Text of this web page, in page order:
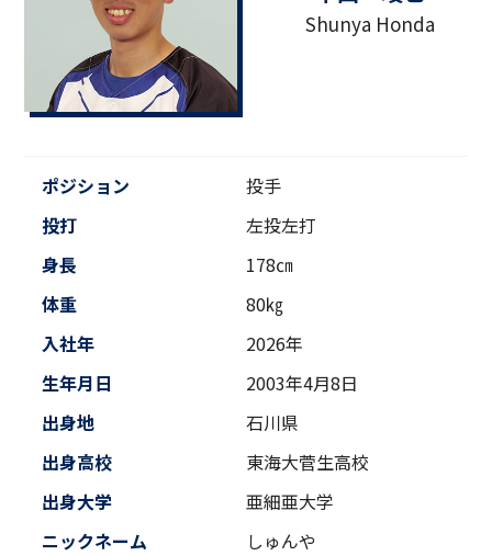
Shunya Honda
ポジション
投手
投打
左投左打
身長
178㎝
体重
80㎏
入社年
2026年
生年月日
2003年4月8日
出身地
石川県
出身高校
東海大菅生高校
出身大学
亜細亜大学
ニックネーム
しゅんや